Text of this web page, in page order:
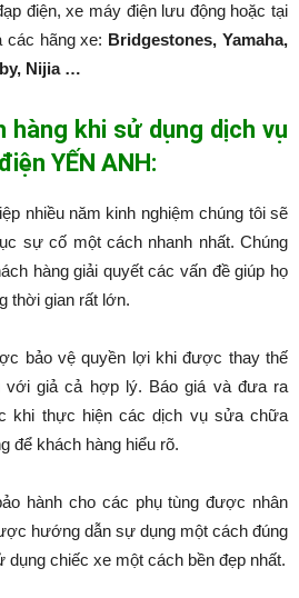
điện, xe máy điện lưu động hoặc tại
các hãng xe: Bridgestones, Yamaha,
Nijia …
hàng khi sử dụng dịch vụ
YẾN ANH:
nhiều năm kinh nghiệm chúng tôi sẽ
sự cố một cách nhanh nhất. Chúng
hàng giải quyết các vấn đề giúp họ
thời gian rất lớn.
bảo vệ quyền lợi khi được thay thế
với giả cả hợp lý. Báo giá và đưa ra
khi thực hiện các dịch vụ sửa chữa
để khách hàng hiểu rõ.
hành cho các phụ tùng được nhân
hướng dẫn sự dụng một cách đúng
chiếc xe một cách bền đẹp nhất.